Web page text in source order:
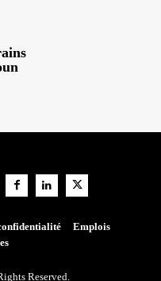
Emplois
Reserved.